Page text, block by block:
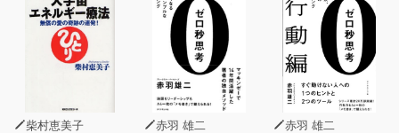
普段はクールな彼らが、ふと見せた孤独な横顔。
他人には絶対に漏らさなかった本当の成功法則。
それは「成功に夢は要らない」「ものごとは悪いほうに考
「『笑顔』と『親切』は技術として使うべき」「お客様は
柴村恵美子 赤羽 雄二 赤羽 雄二